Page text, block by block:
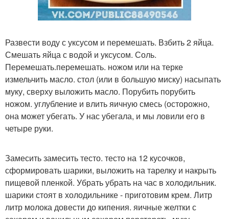
Развести воду с уксусом и перемешать. Взбить 2 яйца.
Смешать яйца с водой и уксусом. Соль.
Перемешать.перемешать. ножом или на терке
измельчить масло. стол (или в большую миску) насыпать
муку, сверху выложить масло. Порубить порубить
ножом. углубление и влить яичную смесь (осторожно,
она может убегать. У нас убегала, и мы ловили его в
четыре руки.
Замесить замесить тесто. тесто на 12 кусочков,
сформировать шарики, выложить на тарелку и накрыть
пищевой пленкой. Убрать убрать на час в холодильник.
шарики стоят в холодильнике - приготовим крем. Литр
литр молока довести до кипения. яичные желтки с